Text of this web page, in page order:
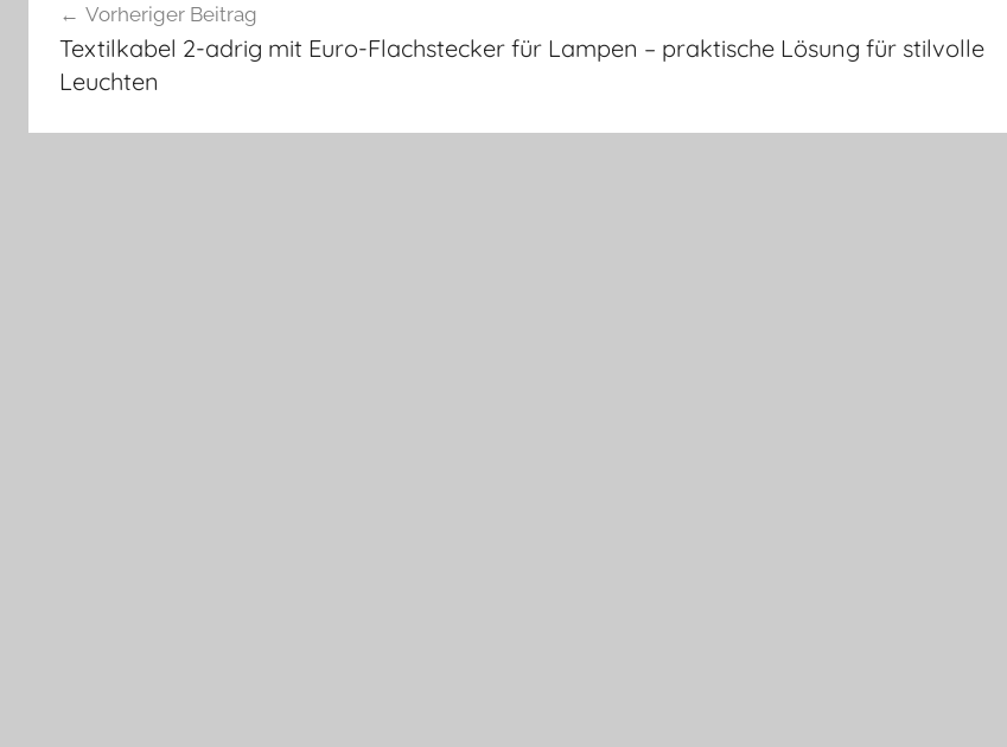
Vorheriger Beitrag
Textilkabel 2-adrig mit Euro-Flachstecker für Lampen – praktische Lösung für stilvolle
Leuchten